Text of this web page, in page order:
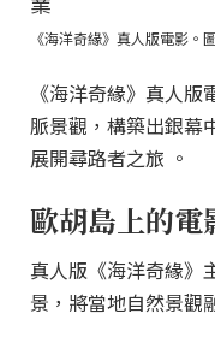
《海洋奇緣》真人版電影。
《海洋奇緣》真人
脈景觀，構築出銀幕
展開尋路者之旅 。
歐胡島上的電
真人版《海洋奇緣》
景，將當地自然景觀